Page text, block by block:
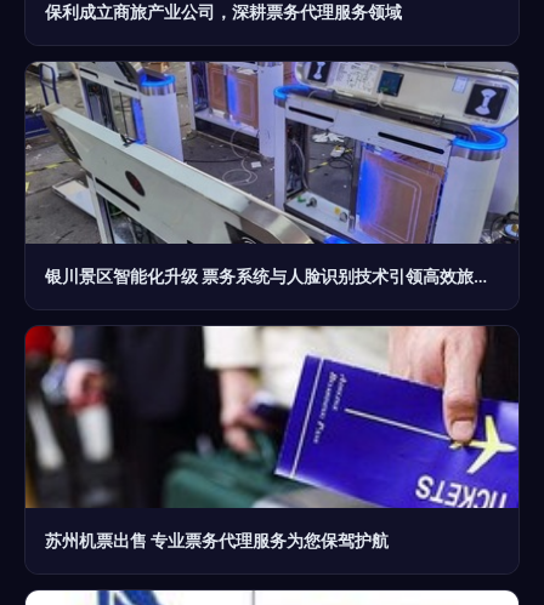
保利成立商旅产业公司，深耕票务代理服务领域
银川景区智能化升级 票务系统与人脸识别技术引领高效旅游新体验
苏州机票出售 专业票务代理服务为您保驾护航